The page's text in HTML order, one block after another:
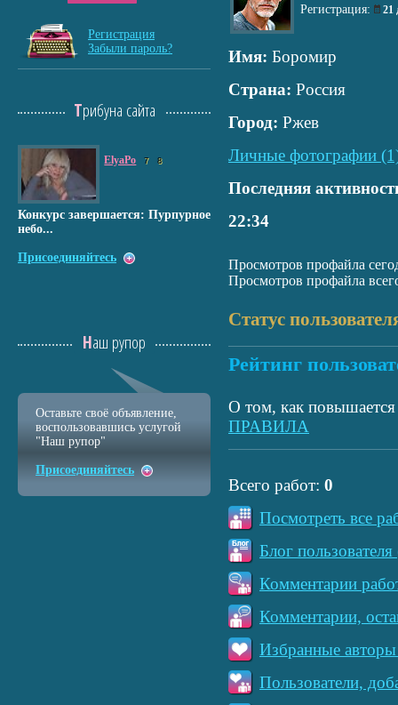
Регистрация: 21
Имя: Боромир
Страна: Россия
Город: Ржев
Личные фотографии
Последняя
22:34
Просмотров профайла
Просмотров профайла
Статус
Рейтинг
О том, как повышается
ПРАВИЛА
Всего работ: 0
Посмотреть все
Блог
Комментарии
Комментарии,
Избранные авторы
Пользователи,
Регистрация
Забыли пароль?
Трибуна сайта
ElyaPo 7 8
Конкурс завершается: Пурпурное
небо...
Присоединяйтесь
Наш рупор
Оставьте своё объявление,
воспользовавшись услугой
"Наш рупор"
Присоединяйтесь